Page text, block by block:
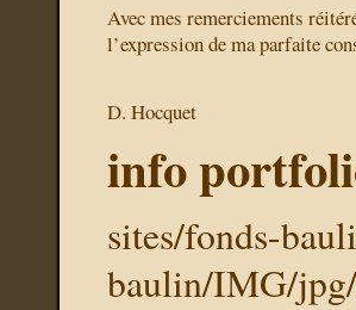
Avec mes remerciements
l’expression de ma parfaite
D. Hocquet
info
sites/fonds-
baulin/IMG/